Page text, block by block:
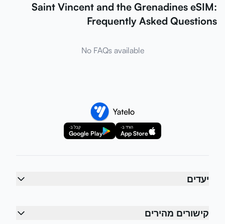
Saint Vincent and the Grenadines eSIM:
Frequently Asked Questions
No FAQs available
הורד ב-
App Store
קבל ב-
Google Play
יעדים
קישורים מהירים